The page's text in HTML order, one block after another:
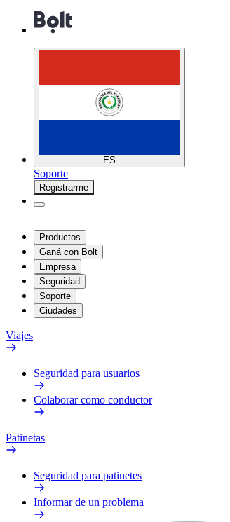
ES
Soporte
Registrarme
Productos
Ganá con Bolt
Empresa
Seguridad
Soporte
Ciudades
Viajes
Seguridad para usuarios
Colaborar como conductor
Patinetas
Seguridad para patinetes
Informar de un problema